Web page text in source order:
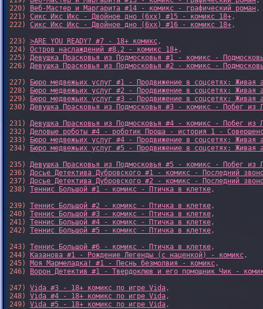
220)
Веб-Мастер и Маргарита #14 - комикс - графический роман,
221) Сикс Икс Икс - Двойное дно (6xx) #15 - комикс 18+,
222) Сикс Икс Икс - Двойное дно (6xx) #16 - комикс 18+,
223) >ARE YOU READY? #7 - 18+ комикс,
224) Остров наслаждений #8.2 - комикс 18+,
225) Девушка Прасковья из Подмосковья #1 - комикс -
226) Девушка Прасковья из Подмосковья #2 - комикс -
227)
Бюро медвежьих услуг #1 - Продвижение в соцсетях: Живая
228)
Бюро медвежьих услуг #2 - Продвижение в соцсетях: Живая
229)
Бюро медвежьих услуг #3 - Продвижение в соцсетях: Живая
230) Девушка Прасковья из Подмосковья #3 - комикс - Побег из
231) Девушка Прасковья из Подмосковья #4 - комикс - Побег из
232) Деловые роботы #4 - роботик Проша - история 1 -
233)
Бюро медвежьих услуг #4 - Продвижение в соцсетях: Живая
234)
Бюро медвежьих услуг #5 - Продвижение в соцсетях: Живая
235) Девушка Прасковья из Подмосковья #5 - комикс - Побег из
236) Досье Детектива Дубровского #1 - комикс - Последний
237) Досье Детектива Дубровского #2 - комикс - Последний
238) Теннис Большой #1 - комикс - Птичка в клетке,
239) Теннис Большой #2 - комикс - Птичка в клетке,
240) Теннис Большой #3 - комикс - Птичка в клетке,
241) Теннис Большой #4 - комикс - Птичка в клетке,
242) Теннис Большой #5 - комикс - Птичка в клетке,
243) Теннис Большой #6 - комикс - Птичка в клетке,
244)
Казанова #1 - Рождение Легенды (с наценкой) - комикс,
245) Моя Мармеладка! #1 - Песнь безмолвия - комикс,
246)
Ворон Детектив #1 - Твердоклюв и его помощник Чик -
247) Vida #3 - 18+ комикс по игре Vida,
248) Vida #4 - 18+ комикс по игре Vida,
249) Vida #5 - 18+ комикс по игре Vida,